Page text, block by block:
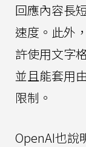
回應內容長
速度。此外
許使用文字
並且能套用
限制。
OpenAI也說